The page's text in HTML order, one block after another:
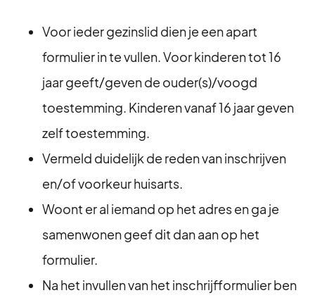
Voor ieder gezinslid dien je een apart
formulier in te vullen. Voor kinderen tot 16
jaar geeft/geven de ouder(s)/voogd
toestemming. Kinderen vanaf 16 jaar geven
zelf toestemming.
Vermeld duidelijk de reden van inschrijven
en/of voorkeur huisarts.
Woont er al iemand op het adres en ga je
samenwonen geef dit dan aan op het
formulier.
Na het invullen van het inschrijfformulier ben